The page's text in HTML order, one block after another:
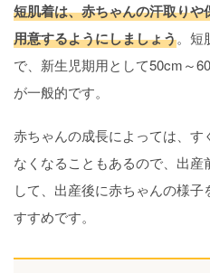
短肌着は、赤ちゃんの汗取り
用意するようにしましょう。短
で、新生児期用として50cm～
が一般的です。
赤ちゃんの成長によっては、
なくなることもあるので、出
して、出産後に赤ちゃんの様
すすめです。